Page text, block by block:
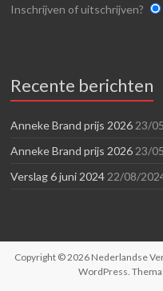
Inschrijven of uitschrijven?
Recente berichten
Anneke Brand prijs 2026 23/
Anneke Brand prijs 2026 23/
Verslag 6 juni 2024 22/08/
Copyright © 2026 Nederlandse
WordPress.